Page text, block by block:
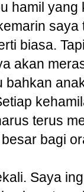
hamil
biasa.
akan
bahkan
terus
bagi
Saya